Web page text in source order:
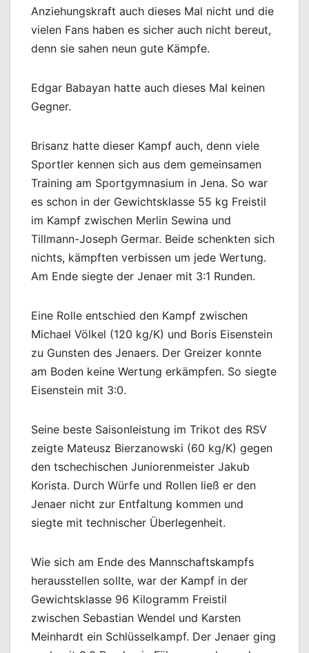
Anziehungskraft auch dieses Mal nicht und die
vielen Fans haben es sicher auch nicht bereut,
denn sie sahen neun gute Kämpfe.
Edgar Babayan hatte auch dieses Mal keinen
Gegner.
Brisanz hatte dieser Kampf auch, denn viele
Sportler kennen sich aus dem gemeinsamen
Training am Sportgymnasium in Jena. So war
es schon in der Gewichtsklasse 55 kg Freistil
im Kampf zwischen Merlin Sewina und
Tillmann-Joseph Germar. Beide schenkten sich
nichts, kämpften verbissen um jede Wertung.
Am Ende siegte der Jenaer mit 3:1 Runden.
Eine Rolle entschied den Kampf zwischen
Michael Völkel (120 kg/K) und Boris Eisenstein
zu Gunsten des Jenaers. Der Greizer konnte
am Boden keine Wertung erkämpfen. So siegte
Eisenstein mit 3:0.
Seine beste Saisonleistung im Trikot des RSV
zeigte Mateusz Bierzanowski (60 kg/K) gegen
den tschechischen Juniorenmeister Jakub
Korista. Durch Würfe und Rollen ließ er den
Jenaer nicht zur Entfaltung kommen und
siegte mit technischer Überlegenheit.
Wie sich am Ende des Mannschaftskampfs
herausstellen sollte, war der Kampf in der
Gewichtsklasse 96 Kilogramm Freistil
zwischen Sebastian Wendel und Karsten
Meinhardt ein Schlüsselkampf. Der Jenaer ging